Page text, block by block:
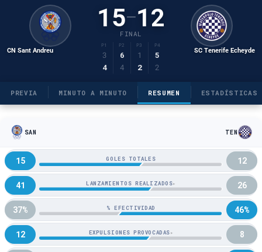
CN Sant Andreu
15–12
FINAL
P1 P2 P3 P4
3 6 1
5
4
4 2 2
SC Tenerife Echeyde
PREVIA MINUTO A MINUTO RESUMEN ESTADÍSTICAS
SAN TEN
15 GOLES TOTALES 12
41 LANZAMIENTOS REALIZADOS▸ 26
37% % EFECTIVIDAD 46%
12 EXPULSIONES PROVOCADAS▸ 8